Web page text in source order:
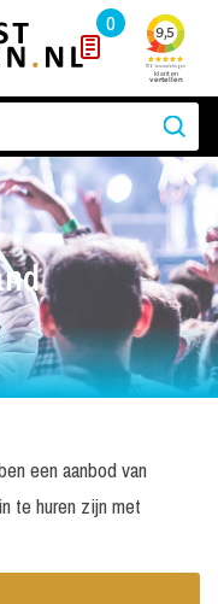
0
een aanbod van
te huren zijn met